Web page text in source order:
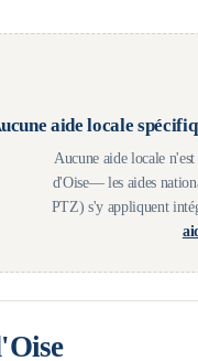
aide locale
Aucune aide locale
d'Oise— les aides
PTZ) s'y appliquent